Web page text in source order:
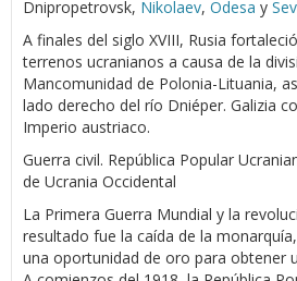
Dnipropetrovsk, Nikolaev, Odesa y
A finales del siglo XVIII, Rusia
terrenos ucranianos a causa de la
Mancomunidad de Polonia-Lituania,
lado derecho del río Dniéper. Galizia
Imperio austriaco.
Guerra civil. República Popular
de Ucrania Occidental
La Primera Guerra Mundial y la
resultado fue la caída de la
una oportunidad de oro para obtener